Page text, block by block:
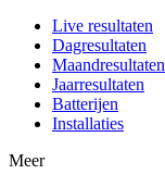
Live resultaten
Dagresultaten
Maandresultaten
Jaarresultaten
Batterijen
Installaties
Meer